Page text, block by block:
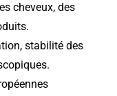
cheveux, des
stabilité des